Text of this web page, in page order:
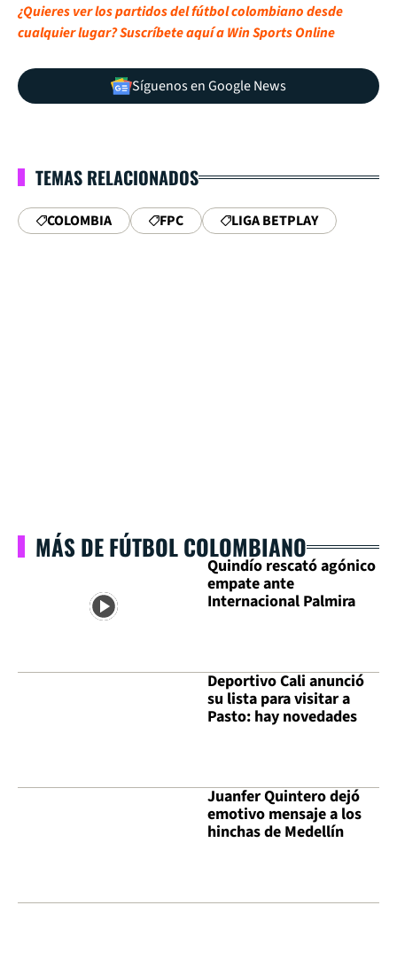
¿Quieres ver los partidos del fútbol colombiano desde
cualquier lugar? Suscríbete aquí a Win Sports Online
Síguenos en Google News
TEMAS RELACIONADOS
COLOMBIA FPC LIGA BETPLAY
MÁS DE FÚTBOL COLOMBIANO
Quindío rescató agónico
empate ante
Internacional Palmira
Deportivo Cali anunció
su lista para visitar a
Pasto: hay novedades
Juanfer Quintero dejó
emotivo mensaje a los
hinchas de Medellín